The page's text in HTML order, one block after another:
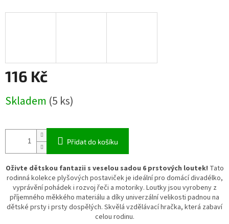
116 Kč
cena:
Skladem (5 ks)
Přidat do košíku
Oživte dětskou fantazii s veselou sadou 6 prstových loutek! Tato
rodinná kolekce plyšových postaviček je ideální pro domácí divadélko,
vyprávění pohádek i rozvoj řeči a motoriky. Loutky jsou vyrobeny z
příjemného měkkého materiálu a díky univerzální velikosti padnou na
dětské prsty i prsty dospělých. Skvělá vzdělávací hračka, která zabaví
celou rodinu.